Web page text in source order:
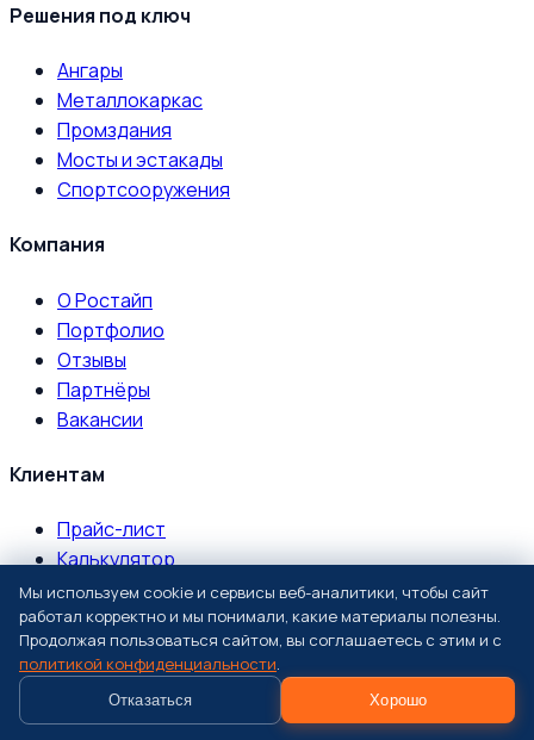
Решения под ключ
Ангары
Металлокаркас
Промздания
Мосты и эстакады
Спортсооружения
Компания
О Ростайп
Портфолио
Отзывы
Партнёры
Вакансии
Клиентам
Прайс-лист
Калькулятор
База знаний
Доставка и монтаж
FAQ
Статьи
География Брянск + 100 км
Мы используем cookie и сервисы веб-аналитики, чтобы сайт
работал корректно и мы понимали, какие материалы полезны.
Продолжая пользоваться сайтом, вы соглашаетесь с этим и с
политикой конфиденциальности.
Отказаться Хорошо